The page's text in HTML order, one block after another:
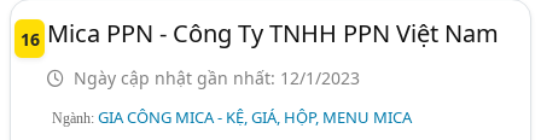
16 Mica PPN - Công Ty TNHH PPN Việt Nam
Ngày cập nhật gần nhất: 12/1/2023
Ngành:GIA CÔNG MICA - KỆ, GIÁ, HỘP, MENU MICA